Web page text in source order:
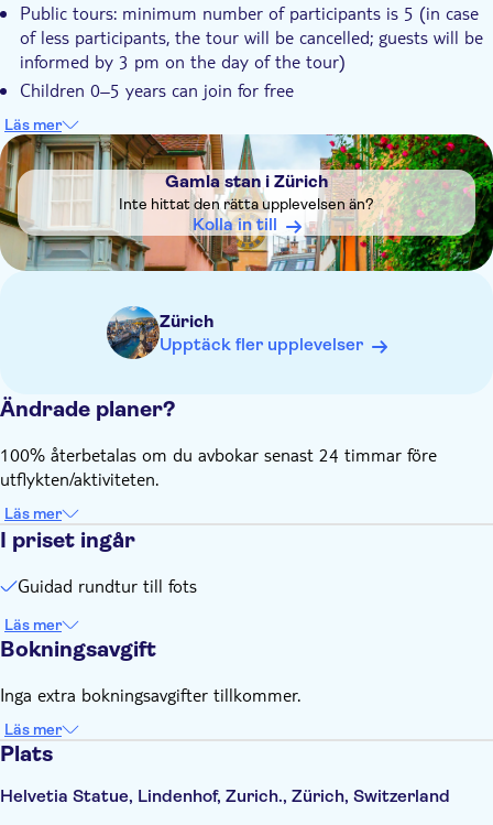
Public tours: minimum number of participants is 5 (in case
of less participants, the tour will be cancelled; guests will be
informed by 3 pm on the day of the tour)
Children 0–5 years can join for free
Due to uneven and steep surfaces, this activity is unsuitable
for anyone who has difficulty walking
You're recommended to wear comfortable shoes
Läs mer
DSA1Gamla stan i Zürich
Gamla stan i Zürich
Inte hittat den rätta upplevelsen än?
Kolla in till
Zürich
Upptäck fler upplevelser
Ändrade planer?
100% återbetalas om du avbokar senast 24 timmar före
utflykten/aktiviteten.
Läs mer
I priset ingår
Guidad rundtur till fots
Läs mer
Bokningsavgift
Inga extra bokningsavgifter tillkommer.
Läs mer
Plats
Helvetia Statue, Lindenhof, Zurich., Zürich, Switzerland